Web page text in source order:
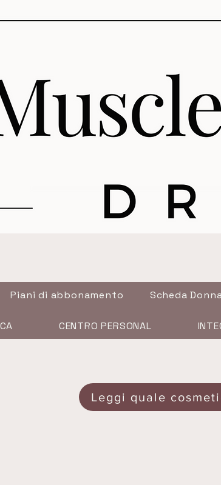
Piani di abbonamento Scheda
CENTRO PERSONAL
Leggi quale